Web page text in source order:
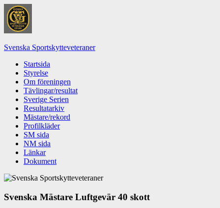
Hoppa
till
innehåll
Svenska Sportskytteveteraner
Startsida
Styrelse
Om föreningen
Tävlingar/resultat
Sverige Serien
Resultatarkiv
Mästare/rekord
Profilkläder
SM sida
NM sida
Länkar
Dokument
Svenska Mästare Luftgevär 40 skott